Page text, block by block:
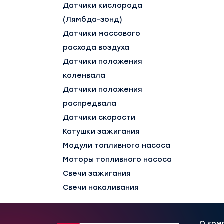
Датчики кислорода
(Лямбда-зонд)
Датчики массового
расхода воздуха
Датчики положения
коленвала
Датчики положения
распредвала
Датчики скорости
Катушки зажигания
Модули топливного насоса
Моторы топливного насоса
Свечи зажигания
Свечи накаливания